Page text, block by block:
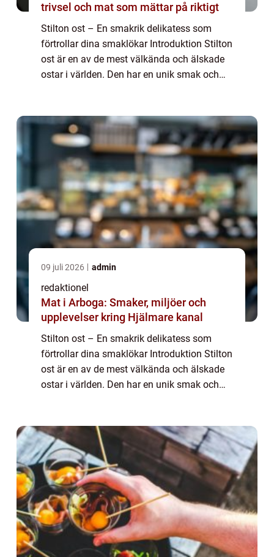
trivsel och mat som mättar på riktigt
Stilton ost – En smakrik delikatess som
förtrollar dina smaklökar Introduktion Stilton
ost är en av de mest välkända och älskade
ostar i världen. Den har en unik smak och
09 juli 2026 admin
redaktionel
Mat i Arboga: Smaker, miljöer och
upplevelser kring Hjälmare kanal
Stilton ost – En smakrik delikatess som
förtrollar dina smaklökar Introduktion Stilton
ost är en av de mest välkända och älskade
ostar i världen. Den har en unik smak och